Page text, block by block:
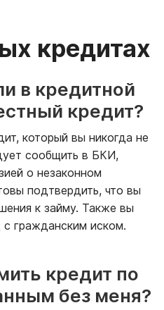
кредитах
в кредитной
кредит?
который вы никогда не
сообщить в БКИ,
о незаконном
подтвердить, что вы
к займу. Также вы
гражданским иском.
кредит по
без меня?